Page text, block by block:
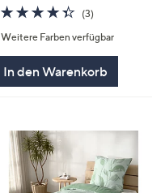
4.3
von
5
(3)
Weitere Farben verfügbar
In den Warenkorb